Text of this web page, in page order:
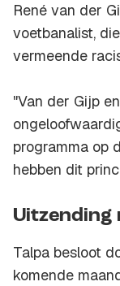
René van der
voetbanalist,
vermeende
"Van der Gijp
programma op
hebben dit
Uitzending
Talpa besloot
komende